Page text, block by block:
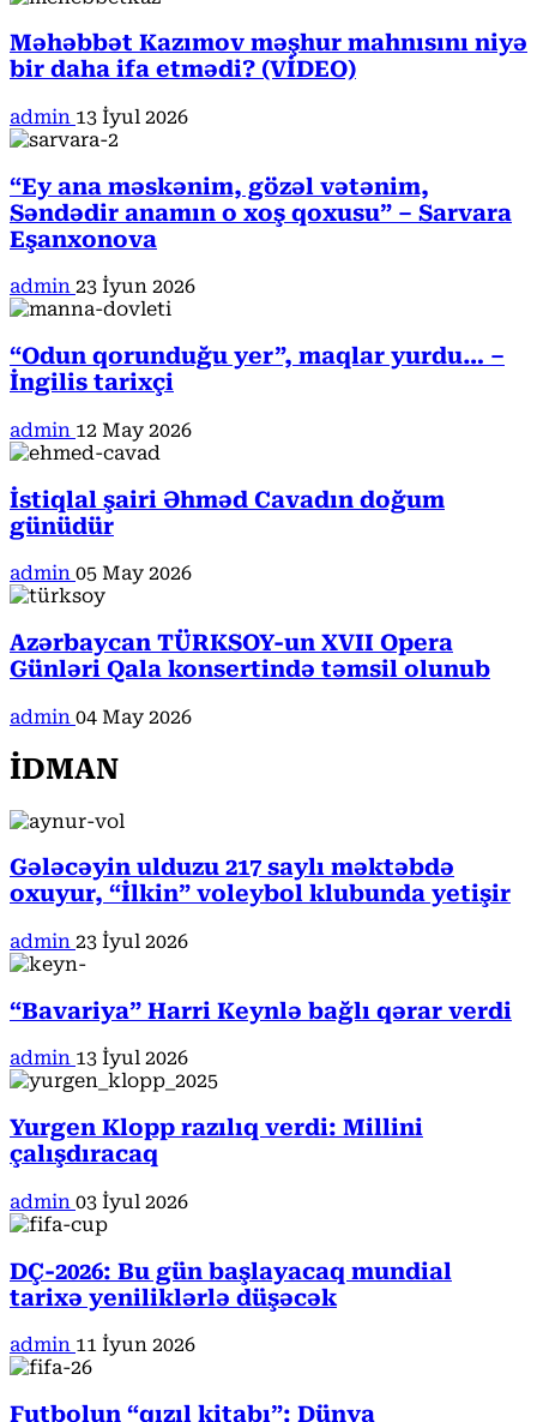
Məhəbbət Kazımov məşhur mahnısını niyə
bir daha ifa etmədi? (VİDEO)
admin 13 İyul 2026
“Ey ana məskənim, gözəl vətənim,
Səndədir anamın o xoş qoxusu” – Sarvara
Eşanxonova
admin 23 İyun 2026
“Odun qorunduğu yer”, maqlar yurdu… –
İngilis tarixçi
admin 12 May 2026
İstiqlal şairi Əhməd Cavadın doğum
günüdür
admin 05 May 2026
Azərbaycan TÜRKSOY-un XVII Opera
Günləri Qala konsertində təmsil olunub
admin 04 May 2026
İDMAN
Gələcəyin ulduzu 217 saylı məktəbdə
oxuyur, “İlkin” voleybol klubunda yetişir
admin 23 İyul 2026
“Bavariya” Harri Keynlə bağlı qərar verdi
admin 13 İyul 2026
Yurgen Klopp razılıq verdi: Millini
çalışdıracaq
admin 03 İyul 2026
DÇ-2026: Bu gün başlayacaq mundial
tarixə yeniliklərlə düşəcək
admin 11 İyun 2026
Futbolun “qızıl kitabı”: Dünya